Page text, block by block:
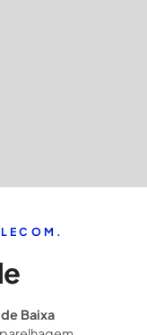
Baixa